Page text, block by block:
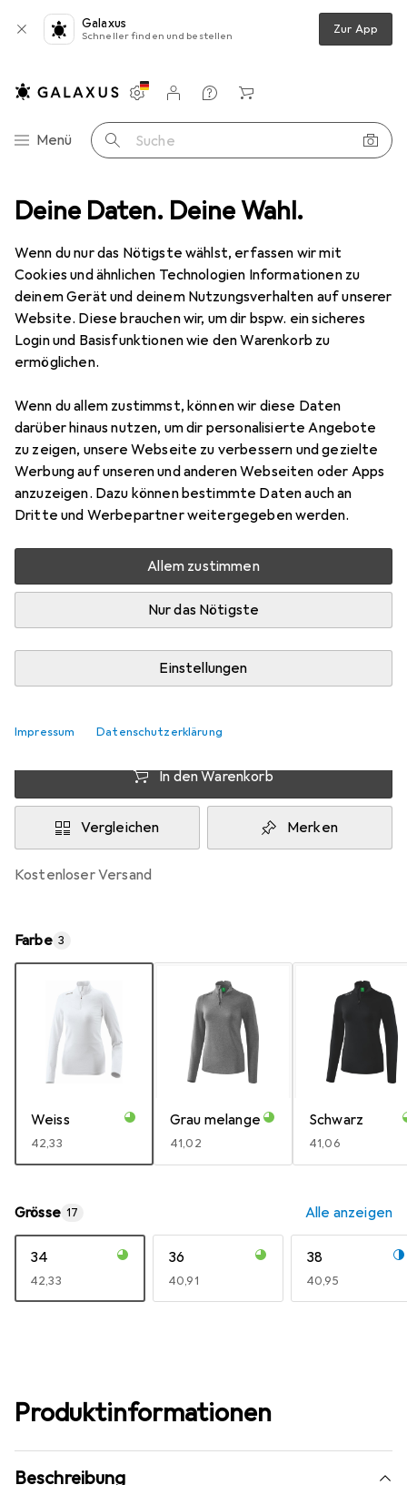
Deine Daten. Deine Wahl.
Wenn du nur das Nötigste wählst, erfassen wir mit
Cookies und ähnlichen Technologien Informationen zu
deinem Gerät und deinem Nutzungsverhalten auf unserer
Website. Diese brauchen wir, um dir bspw. ein sicheres
Login und Basisfunktionen wie den Warenkorb zu
ermöglichen.
Wenn du allem zustimmst, können wir diese Daten
darüber hinaus nutzen, um dir personalisierte Angebote
zu zeigen, unsere Webseite zu verbessern und gezielte
Werbung auf unseren und anderen Webseiten oder Apps
anzuzeigen. Dazu können bestimmte Daten auch an
Dritte und Werbepartner weitergegeben werden.
Allem zustimmen
Nur das Nötigste
Einstellungen
Impressum Datenschutzerklärung
Galaxus
Schneller finden und bestellen Zur App
Navigation nach Kategorien
Menü Suche
Einstellungen
Kundenkonto
Vergleichslisten
Merklisten
Warenkorb
Mode Alles in Mode Bekleidung Pullover
6 Bilder
Erima Rolli
Preis in EUR inkl. MwSt.
EUR
42,33
EUR
1,38
sparen
Angebot für
EUR
40,95
Mehr von Erima
Zwischen Do, 13.8. und Mo, 17.8. geliefert
Lieferort angeben für genaue Lieferzeit
StockNet ConnectFR
In den Warenkorb
Vergleichen Merken
kostenloser Versand
Farbe 3
Weiss
EUR
42,33
Grau melange
EUR
41,02
Schwarz
EUR
41,06
Grösse 17 Alle anzeigen
34
EUR
42,33
36
EUR
40,91
38
EUR
40,95
Produktinformationen
Beschreibung